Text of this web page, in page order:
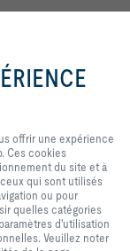
une
et
site
au
et
qui
des
ou pour
offrir une expérience
Ces cookies
du site et à
qui sont utilisés
ou pour
quelles catégories
d'utilisation
Veuillez noter